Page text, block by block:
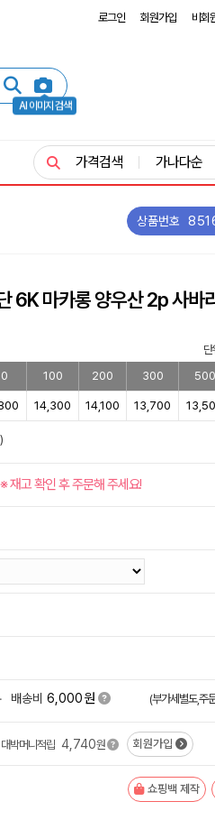
로그인 회원가입 비회
AI 이미지 검색
가격검색 가나다순
상품번호
6K 마카롱 양우산 2p 사바
100 200 300 500
14,300 14,100 13,700
※ 재고 확인 후 주문해 주세요!
배송비 6,000원 (부가세별도,주
대박머니적립 4,740원 회원가입
쇼핑백 제작